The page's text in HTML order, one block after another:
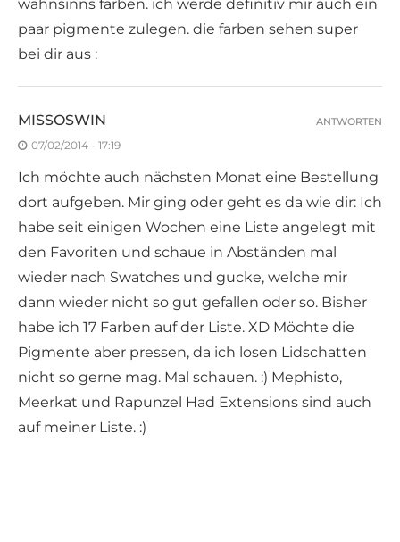
wahnsinns farben. ich werde definitiv mir auch ein
paar pigmente zulegen. die farben sehen super
bei dir aus :
MISSOSWIN
07/02/2014 - 17:19
Ich möchte auch nächsten Monat eine Bestellung
dort aufgeben. Mir ging oder geht es da wie dir: Ich
habe seit einigen Wochen eine Liste angelegt mit
den Favoriten und schaue in Abständen mal
wieder nach Swatches und gucke, welche mir
dann wieder nicht so gut gefallen oder so. Bisher
habe ich 17 Farben auf der Liste. XD Möchte die
Pigmente aber pressen, da ich losen Lidschatten
nicht so gerne mag. Mal schauen. :) Mephisto,
Meerkat und Rapunzel Had Extensions sind auch
auf meiner Liste. :)
ANTWORTEN